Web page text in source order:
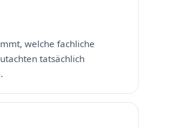
welche fachliche
tatsächlich